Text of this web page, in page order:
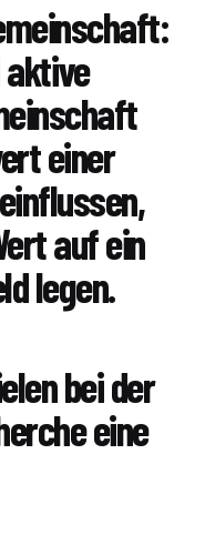
aktive
einer
auf ein
legen.
bei der
eine